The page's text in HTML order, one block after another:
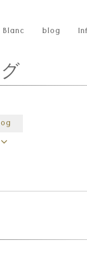
Blanc blog